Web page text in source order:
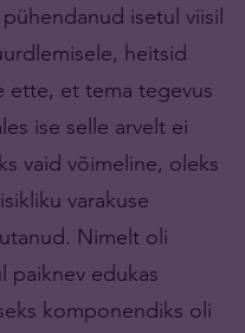
isetul viisil
heitsid
ette, et tema tegevus
ise selle arvelt ei
vaid võimeline, oleks
varakuse
Nimelt oli
paiknev edukas
komponendiks oli